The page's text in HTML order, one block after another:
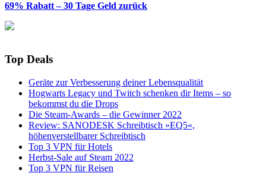
69% Rabatt – 30 Tage Geld zurück
Top Deals
Geräte zur Verbesserung deiner Lebensqualität
Hogwarts Legacy und Twitch schenken dir Items – so
bekommst du die Drops
Die Steam-Awards – die Gewinner 2022
Review: SANODESK Schreibtisch »EQ5«,
höhenverstellbarer Schreibtisch
Top 3 VPN für Hotels
Herbst-Sale auf Steam 2022
Top 3 VPN für Reisen